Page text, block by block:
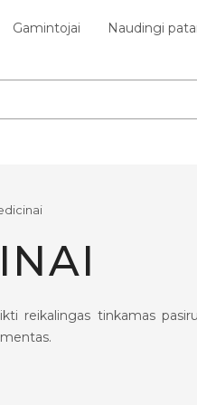
Gamintojai Naudingi
reikalingas tinkamas